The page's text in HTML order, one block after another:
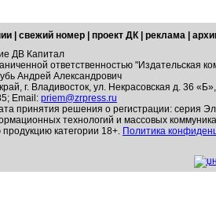
свежий номер проект ДК реклама
ДВ Капитал
ответственностью "Издательская
Андрей Александрович
г. Владивосток, ул. Некрасовская д. 36
Email: priem@zrpress.ru
принятия решения о регистрации: серия
технологий и массовых
категории 18+. Политика